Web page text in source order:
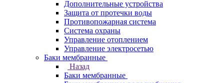
Дополнительные устройства
Защита от протечки воды
Противопожарная система
Система охраны
Управление отоплением
Управление электросетью
Баки мембранные
Назад
Баки мембранные